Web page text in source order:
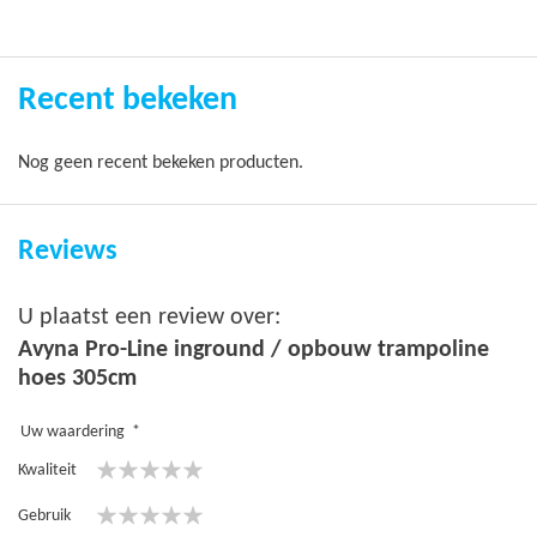
Recent bekeken
Nog geen recent bekeken producten.
Reviews
U plaatst een review over:
Avyna Pro-Line inground / opbouw trampoline
hoes 305cm
Uw waardering
Kwaliteit
star
stars
stars
stars
stars
Gebruik